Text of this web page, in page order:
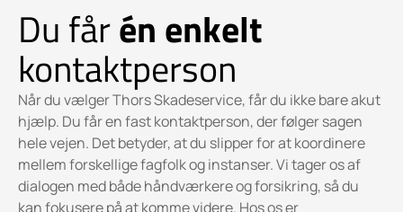
Du fårén enkelt
kontaktperson
Når du vælger Thors Skadeservice, får du ikke bare akut
hjælp. Du får en fast kontaktperson, der følger sagen
hele vejen. Det betyder, at du slipper for at koordinere
mellem forskellige fagfolk og instanser. Vi tager os af
dialogen med både håndværkere og forsikring, så du
kan fokusere på at komme videre. Hos os er